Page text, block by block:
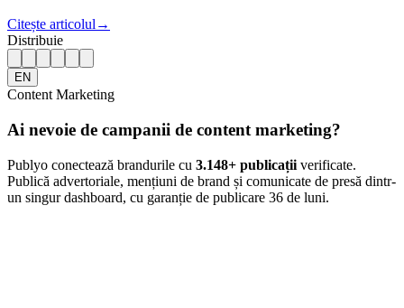
Citește articolul →
Distribuie
EN
Content Marketing
Ai nevoie de campanii de content marketing?
Publyo conectează brandurile cu 3.148+ publicații verificate.
Publică advertoriale, mențiuni de brand și comunicate de presă dintr-
un singur dashboard, cu garanție de publicare 36 de luni.